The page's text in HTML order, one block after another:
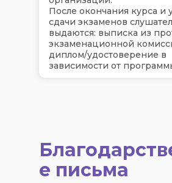
После окончания курса и
сдачи экзаменов
выдаются: выписка из
экзаменационной
диплом/удостоверение в
зависимости от
е письма